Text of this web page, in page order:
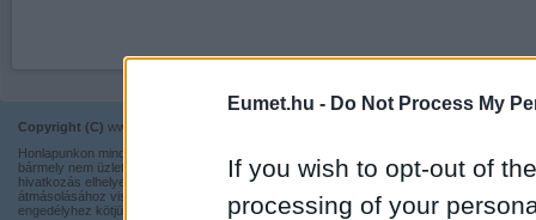
Eumet.hu - Do Not Process My
If you wish to opt-out of
processing of your
Copyright (C) www.eumet.hu Minden jog fenntartva.
Honlapunkon minden információ szabadon és ingyen használható,
bármely nem üzleti tevékenységhez a forrás pontos megjelölésével,
hivatkozás elhelyezésével. Részeinek más honlapra történő
átmásolásához viszont nem járulunk hozzá, illetve írásos
engedélyhez kötjük.
Kapcsolat